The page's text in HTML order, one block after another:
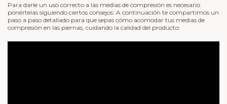
Para darle un uso correcto a las medias de compresión es necesario
ponértelas siguiendo ciertos consejos. A continuación te compartimos un
paso a paso detallado para que sepas cómo acomodar tus medias de
compresión en las piernas, cuidando la calidad del producto: